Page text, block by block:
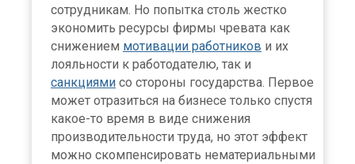
сотрудникам. Но попытка столь жестко
экономить ресурсы фирмы чревата как
снижением мотивации работников и их
лояльности к работодателю, так и
санкциями со стороны государства. Первое
может отразиться на бизнесе только спустя
какое-то время в виде снижения
производительности труда, но этот эффект
можно скомпенсировать нематериальными